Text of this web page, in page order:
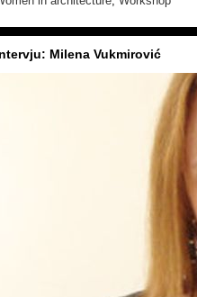
Milena Vukmirović